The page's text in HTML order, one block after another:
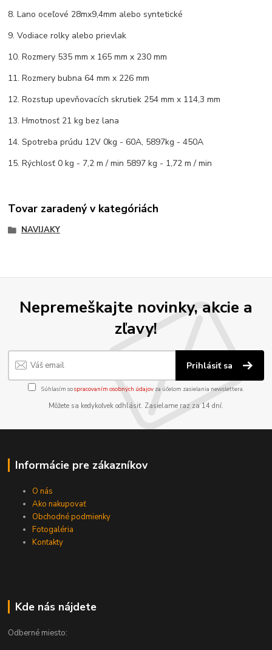
8. Lano oceľové 28mx9,4mm alebo syntetické
9. Vodiace rolky alebo prievlak
10. Rozmery 535 mm x 165 mm x 230 mm
11. Rozmery bubna 64 mm x 226 mm
12. Rozstup upevňovacích skrutiek 254 mm x 114,3 mm
13. Hmotnosť 21 kg bez lana
14. Spotreba prúdu 12V 0kg - 60A, 5897kg - 450A
15. Rýchlosť 0 kg - 7,2 m / min 5897 kg - 1,72 m / min
Tovar zaradený v kategóriách
NAVIJAKY
Nepremeškajte novinky, akcie a
zľavy!
Prihlásiť sa
Súhlasím sospracovaním osobných údajov za účelom zasielania newslettera.
Môžete sa kedykoľvek odhlásiť. Zasielame raz za 14 dní.
Informácie pre zákazníkov
O nás
Ako nakupovať
Obchodné podmienky
Fotogaléria
Kontakty
Kde nás nájdete
Odberné miesto: